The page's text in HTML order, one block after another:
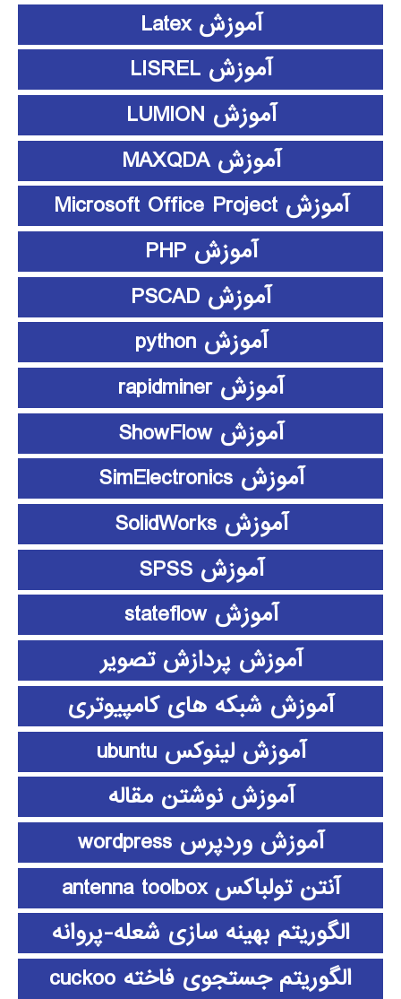
آموزش Latex
آموزش LISREL
آموزش LUMION
آموزش MAXQDA
آموزش Microsoft Office Project
آموزش PHP
آموزش PSCAD
آموزش python
آموزش rapidminer
آموزش ShowFlow
آموزش SimElectronics
آموزش SolidWorks
آموزش SPSS
آموزش stateflow
آموزش پردازش تصویر
آموزش شبکه های کامپیوتری
آموزش لینوکس ubuntu
آموزش نوشتن مقاله
آموزش وردپرس wordpress
آنتن تولباکس antenna toolbox
الگوریتم بهینه سازی شعله-پروانه
الگوریتم جستجوی فاخته cuckoo